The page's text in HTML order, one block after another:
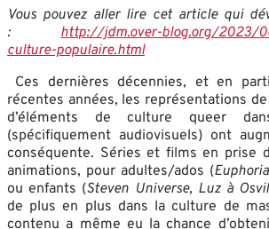
Vous pouvez aller lire cet article qui
: http://jdm.over-blog.org/2023/
culture-populaire.html
Ces dernières décennies, et en
récentes années, les représentations
d’éléments de culture queer
(spécifiquement audiovisuels) ont
conséquente. Séries et films en prise
animations, pour adultes/ados (Euphoria
ou enfants (Steven Universe, Luz à
de plus en plus dans la culture de
contenu a même eu la chance